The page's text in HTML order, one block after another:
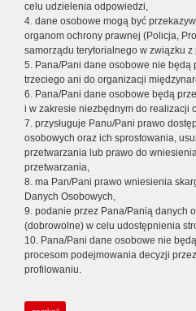
celu udzielenia odpowiedzi,
4. dane osobowe mogą być
organom ochrony prawnej (Policja,
samorządu terytorialnego w związku
5. Pana/Pani dane osobowe nie będą
trzeciego ani do organizacji
6. Pana/Pani dane osobowe będą
i w zakresie niezbędnym do realizacji
7. przysługuje Panu/Pani prawo
osobowych oraz ich sprostowania,
przetwarzania lub prawo do
przetwarzania,
8. ma Pan/Pani prawo wniesienia
Danych Osobowych,
9. podanie przez Pana/Panią danych
(dobrowolne) w celu udostępnienia
10. Pana/Pani dane osobowe nie
procesom podejmowania decyzji
profilowaniu.